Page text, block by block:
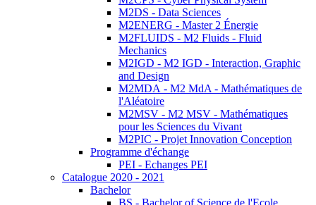
M2DS - Data Sciences
M2ENERG - Master 2 Énergie
M2FLUIDS - M2 Fluids - Fluid
Mechanics
M2IGD - M2 IGD - Interaction, Graphic
and Design
M2MDA - M2 MdA - Mathématiques de
l'Aléatoire
M2MSV - M2 MSV - Mathématiques
pour les Sciences du Vivant
M2PIC - Projet Innovation Conception
Programme d'échange
PEI - Echanges PEI
Catalogue 2020 - 2021
Bachelor
BS - Bachelor of Science de l'Ecole